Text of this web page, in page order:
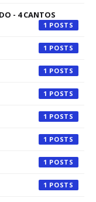
- 4 CANTOS
1
1
1
1
1
1
1
1